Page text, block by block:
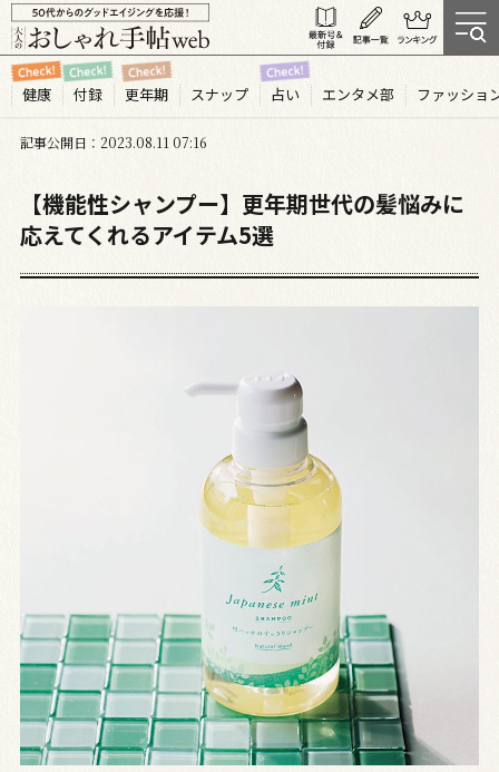
健康 付録 更年期 スナップ 占い エンタメ部 ファッショ
記事公開日 2023.08 11 07:16
【機能性シャンプー】更年期世代の髪悩みに
応えてくれるアイテム5選